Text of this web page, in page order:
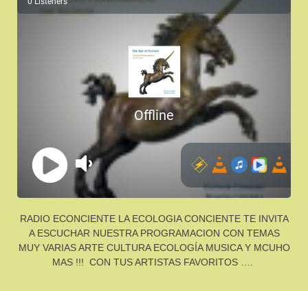
RADIO ECONCIENTE LA ECOLOGIA CONCIENTE TE INVITA
A ESCUCHAR NUESTRA PROGRAMACION CON TEMAS
MUY VARIAS ARTE CULTURA ECOLOGÍA MUSICA Y MCUHO
MAS !!! CON TUS ARTISTAS FAVORITOS ….